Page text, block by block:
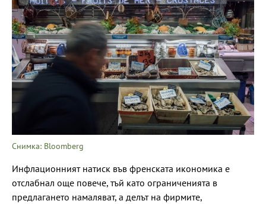
Снимка: Bloomberg
Инфлационният натиск във френската икономика е
отслабнал още повече, тъй като ограниченията в
предлагането намаляват, а делът на фирмите,